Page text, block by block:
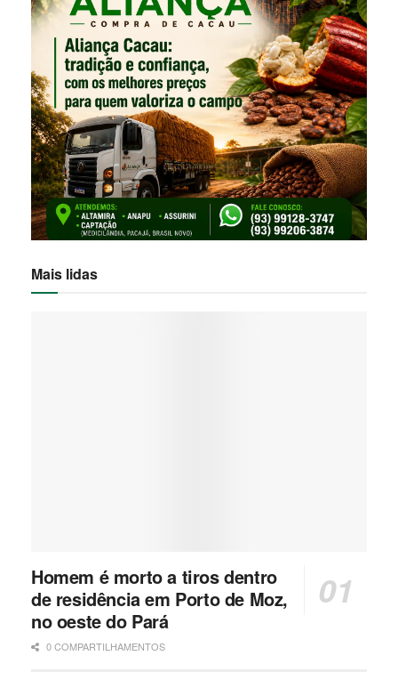
Mais lidas
Homem é morto a tiros dentro
de residência em Porto de Moz,
no oeste do Pará
0 COMPARTILHAMENTOS